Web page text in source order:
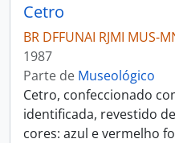
Cetro
BR DFFUNAI RJMI MUS-
1987
Parte de Museológico
Cetro, confeccionado
identificada, revestido
cores: azul e vermelho